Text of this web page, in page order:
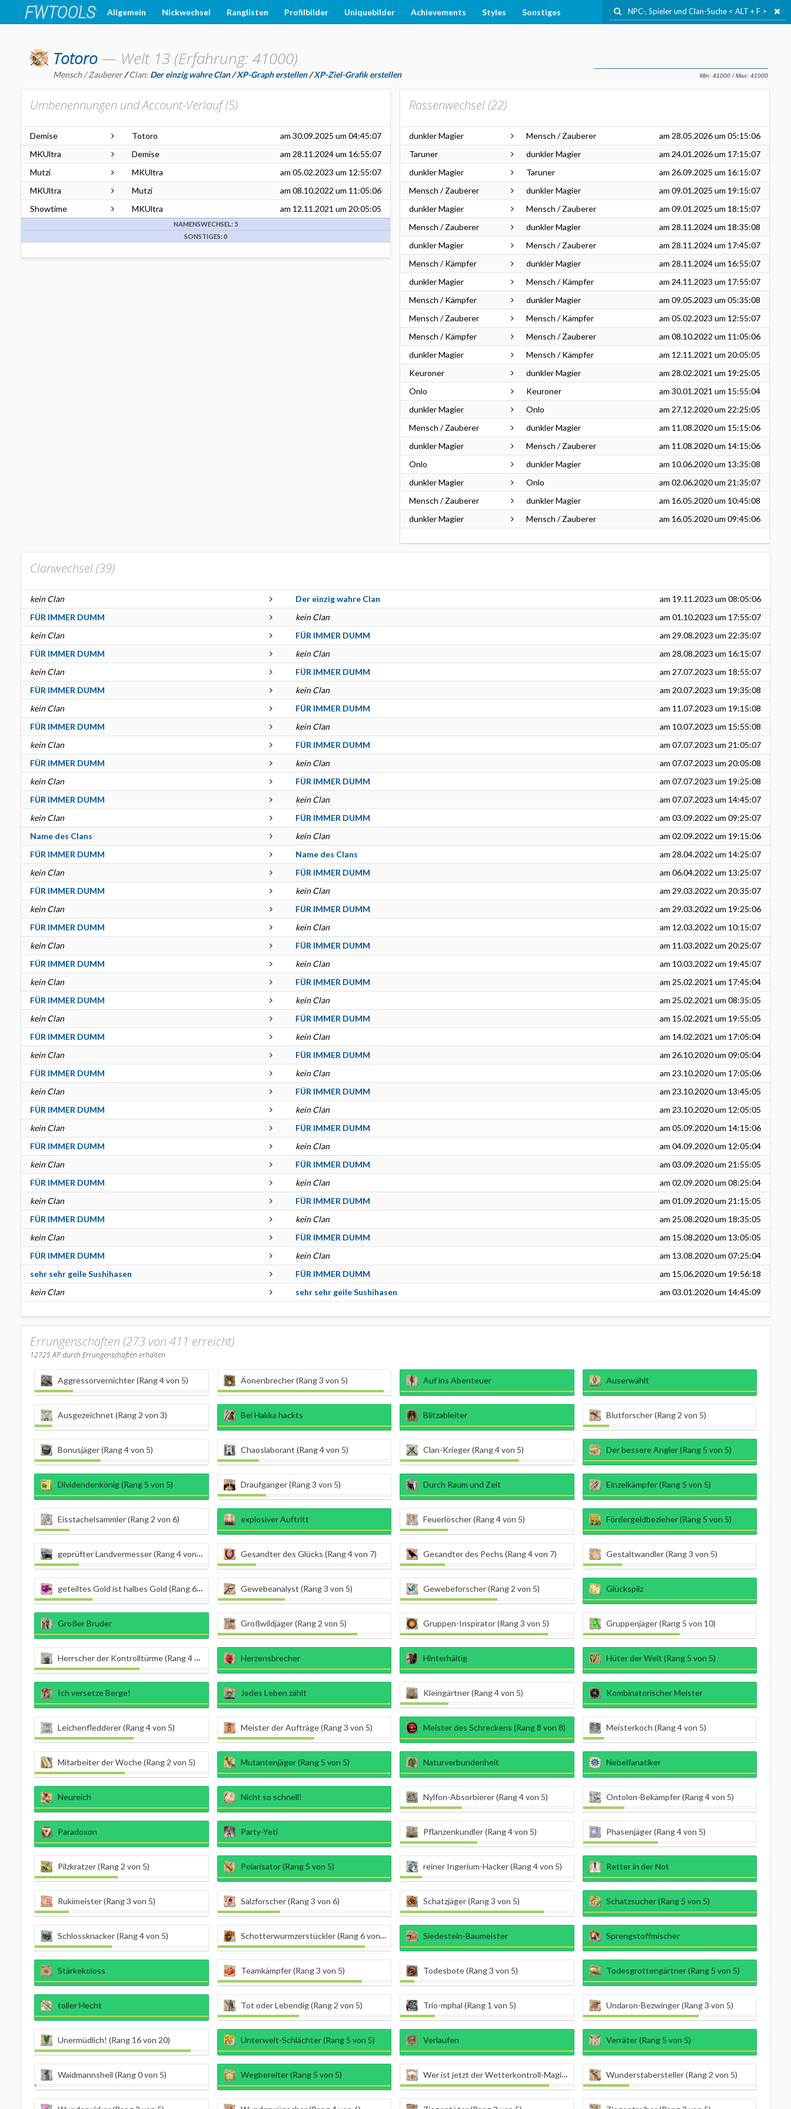
Allgemein Nickwechsel Ranglisten Profilbilder Uniquebilder Achievements Styles Sonstiges
Totoro — Welt 13 (Erfahrung: 41000)
Mensch / Zauberer/Clan: Der einzig wahre Clan /XP-Graph erstellen/XP-Ziel-Grafik erstellen
Umbenennungen und Account-Verlauf (5)
Demise Totoro am 30.09.2025 um 04:45:07
MKUltra
Demise am 28.11.2024um 16:55:07
Mutzi
MKUltra am 05.02.2023 um 12:55:07
MKUltra
Mutzi am 08.10.2022 um 11:05:06
Showtime
MKUltra am 12.11.2021 um 20:05:05
NAMENSWECHSEL: 5
SONSTIGES: 0
Rassenwechsel (22)
dunkler Magier Mensch / Zauberer am 28.05.2026um 05:15:06
Taruner
dunkler Magier am 24.01.2026um 17:15:07
dunkler Magier
Taruner am 26.09.2025 um 16:15:07
Mensch / Zauberer
dunkler Magier am 09.01.2025 um 19:15:07
dunkler Magier
Mensch / Zauberer am 09.01.2025 um 18:15:07
Mensch / Zauberer
dunkler Magier am 28.11.2024um 18:35:08
dunkler Magier
Mensch / Zauberer am 28.11.2024um 17:45:07
Mensch / Kämpfer
dunkler Magier am 28.11.2024um 16:55:07
dunkler Magier
Mensch / Kämpfer am 24.11.2023 um 17:55:07
Mensch / Kämpfer
dunkler Magier am 09.05.2023 um 05:35:08
Mensch / Zauberer
Mensch / Kämpfer am 05.02.2023 um 12:55:07
Mensch / Kämpfer
Mensch / Zauberer am 08.10.2022 um 11:05:06
dunkler Magier
Mensch / Kämpfer am 12.11.2021 um 20:05:05
Keuroner
dunkler Magier am 28.02.2021 um 19:25:05
Onlo
Keuroner am 30.01.2021 um 15:55:04
dunkler Magier
Onlo am 27.12.2020um 22:25:05
Mensch / Zauberer
dunkler Magier am 11.08.2020um 15:15:06
dunkler Magier
Mensch / Zauberer am 11.08.2020um 14:15:06
Onlo
dunkler Magier am 10.06.2020um 13:35:08
dunkler Magier
Onlo am 02.06.2020um 21:35:07
Mensch / Zauberer
dunkler Magier am 16.05.2020um 10:45:08
dunkler Magier
Mensch / Zauberer am 16.05.2020um 09:45:06
Clanwechsel (39)
kein Clan Der einzig wahre Clan am 19.11.2023 um 08:05:06
FÜR IMMER DUMM
kein Clan am 01.10.2023 um 17:55:07
kein Clan
FÜR IMMER DUMM am 29.08.2023 um 22:35:07
FÜR IMMER DUMM
kein Clan am 28.08.2023 um 16:15:07
kein Clan
FÜR IMMER DUMM am 27.07.2023 um 18:55:07
FÜR IMMER DUMM
kein Clan am 20.07.2023 um 19:35:08
kein Clan
FÜR IMMER DUMM am 11.07.2023 um 19:15:08
FÜR IMMER DUMM
kein Clan am 10.07.2023 um 15:55:08
kein Clan
FÜR IMMER DUMM am 07.07.2023 um 21:05:07
FÜR IMMER DUMM
kein Clan am 07.07.2023 um 20:05:08
kein Clan
FÜR IMMER DUMM am 07.07.2023 um 19:25:08
FÜR IMMER DUMM
kein Clan am 07.07.2023 um 14:45:07
kein Clan
FÜR IMMER DUMM am 03.09.2022 um 09:25:07
Name des Clans
kein Clan am 02.09.2022 um 19:15:06
FÜR IMMER DUMM
Name des Clans am 28.04.2022 um 14:25:07
kein Clan
FÜR IMMER DUMM am 06.04.2022 um 13:25:07
FÜR IMMER DUMM
kein Clan am 29.03.2022 um 20:35:07
kein Clan
FÜR IMMER DUMM am 29.03.2022 um 19:25:06
FÜR IMMER DUMM
kein Clan am 12.03.2022 um 10:15:07
kein Clan
FÜR IMMER DUMM am 11.03.2022 um 20:25:07
FÜR IMMER DUMM
kein Clan am 10.03.2022 um 19:45:07
kein Clan
FÜR IMMER DUMM am 25.02.2021 um 17:45:04
FÜR IMMER DUMM
kein Clan am 25.02.2021 um 08:35:05
kein Clan
FÜR IMMER DUMM am 15.02.2021 um 19:55:05
FÜR IMMER DUMM
kein Clan am 14.02.2021 um 17:05:04
kein Clan
FÜR IMMER DUMM am 26.10.2020um 09:05:04
FÜR IMMER DUMM
kein Clan am 23.10.2020um 17:05:06
kein Clan
FÜR IMMER DUMM am 23.10.2020um 13:45:05
FÜR IMMER DUMM
kein Clan am 23.10.2020um 12:05:05
kein Clan
FÜR IMMER DUMM am 05.09.2020um 14:15:06
FÜR IMMER DUMM
kein Clan am 04.09.2020um 12:05:04
kein Clan
FÜR IMMER DUMM am 03.09.2020um 21:55:05
FÜR IMMER DUMM
kein Clan am 02.09.2020um 08:25:04
kein Clan
FÜR IMMER DUMM am 01.09.2020um 21:15:05
FÜR IMMER DUMM
kein Clan am 25.08.2020um 18:35:05
kein Clan
FÜR IMMER DUMM am 15.08.2020um 13:05:05
FÜR IMMER DUMM
kein Clan am 13.08.2020um 07:25:04
sehr sehr geile Sushihasen
FÜR IMMER DUMM am 15.06.2020um 19:56:18
kein Clan
sehr sehr geile Sushihasen am 03.01.2020um 14:45:09
Errungenschaften (273 von 411 erreicht)
12725AP durch Errungenschaften erhalten
Aggressorvernichter (Rang 4 von 5) Äonenbrecher (Rang 3 von 5) Auf ins Abenteuer Auserwählt
Ausgezeichnet (Rang 2 von 3) Bei Hakka hackts Blitzableiter Blutforscher (Rang 2 von 5)
Bonusjäger (Rang 4 von 5) Chaoslaborant (Rang 4 von 5) Clan-Krieger (Rang 4 von 5) Der bessere Angler (Rang 5 von 5)
Dividendenkönig (Rang 5 von 5) Draufgänger (Rang 3 von 5) Durch Raum und Zeit Einzelkämpfer (Rang 5 von 5)
Eisstachelsammler (Rang 2 von 6) explosiver Auftritt Feuerlöscher (Rang 4 von 5) Fördergeldbezieher (Rang 5 von 5)
geprüfter Landvermesser (Rang 4 von 5) Gesandter des Glücks (Rang 4 von 7) Gesandter des Pechs (Rang 4 von 7) Gestaltwandler (Rang 3 von 5)
geteiltes Gold ist halbes Gold (Rang 6 von 9) Gewebeanalyst (Rang 3 von 5) Gewebeforscher (Rang 2 von 5) Glückspilz
Großer Bruder Großwildjäger (Rang 2 von 5) Gruppen-Inspirator (Rang 3 von 5) Gruppenjäger (Rang 5 von 10)
Herrscher der Kontrolltürme (Rang 4 von 5) Herzensbrecher Hinterhältig Hüter der Welt (Rang 5 von 5)
Ich versetze Berge! Jedes Leben zählt Kleingärtner (Rang 4 von 5) Kombinatorischer Meister
Leichenfledderer (Rang 4 von 5) Meister der Aufträge (Rang 3 von 5) Meister des Schreckens (Rang 8 von 8) Meisterkoch (Rang 4 von 5)
Mitarbeiter der Woche (Rang 2 von 5) Mutantenjäger (Rang 5 von 5) Naturverbundenheit Nebelfanatiker
Neureich Nicht so schnell! Nylfon-Absorbierer (Rang 4 von 5) Ontolon-Bekämpfer (Rang 4 von 5)
Paradoxon Party-Yeti Pflanzenkundler (Rang 4 von 5) Phasenjäger (Rang 4 von 5)
Pilzkratzer (Rang 2 von 5) Polarisator (Rang 5 von 5) reiner Ingerium-Hacker (Rang 4 von 5) Retter in der Not
Rukimeister (Rang 3 von 5) Salzforscher (Rang 3 von 6) Schatzjäger (Rang 3 von 5) Schatzsucher (Rang 5 von 5)
Schlossknacker (Rang 4 von 5) Schotterwurmzerstückler (Rang 6 von 7) Siedestein-Baumeister Sprengstoffmischer
Stärkekoloss Teamkämpfer (Rang 3 von 5) Todesbote (Rang 3 von 5) Todesgrottengärtner (Rang 5 von 5)
toller Hecht Tot oder Lebendig (Rang 2 von 5) Trio-mphal (Rang 1 von 5) Undaron-Bezwinger (Rang 3 von 5)
Unermüdlich! (Rang 16 von 20) Unterwelt-Schlächter (Rang 5 von 5) Verlaufen Verräter (Rang 5 von 5)
Waidmannsheil (Rang 0 von 5) Wegbereiter (Rang 5 von 5) Wer ist jetzt der Wetterkontroll-Magier (Rang 3 von 5) Wunderstabersteller (Rang 2 von 5)